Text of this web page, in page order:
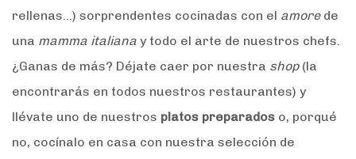
rellenas…) sorprendentes cocinadas con el amorede
una mamma italiana y todo el arte de nuestros chefs.
¿Ganas de más? Déjate caer por nuestra shop(la
encontrarás en todos nuestros restaurantes) y
llévate uno de nuestros platos preparados o, porqué
no, cocínalo en casa con nuestra selección de